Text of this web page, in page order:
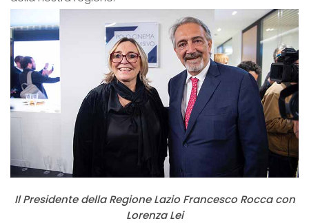
Il Presidente della Regione Lazio Francesco Rocca con
Lorenza Lei